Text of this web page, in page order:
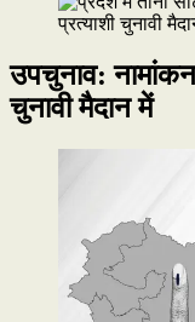
उपचुनाव:
चुनावी मैदान में